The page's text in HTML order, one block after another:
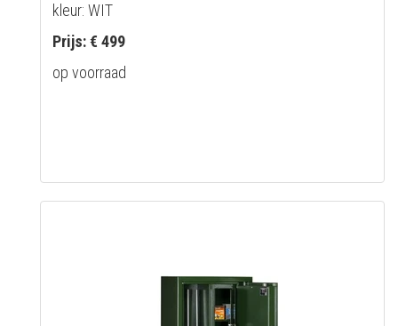
kleur: WIT
Prijs: € 499
op voorraad